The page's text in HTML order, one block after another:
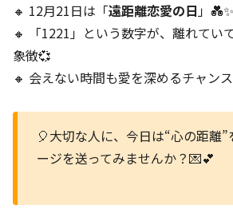
🔸 12月21日は「遠距離恋愛の日」💑✨
🔸 「1221」という数字が、離れてい
象徴💞
🔸 会えない時間も愛を深めるチャン
🎈大切な人に、今日は“心の距離
ージを送ってみませんか？💌💕